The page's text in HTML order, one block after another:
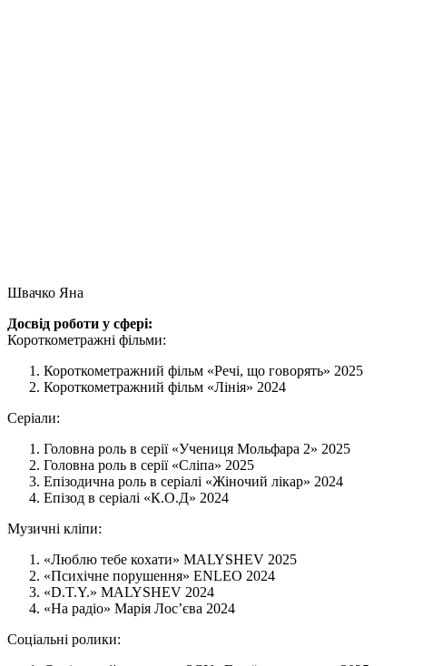
Швачко Яна
Досвід роботи у сфері:
Короткометражні фільми:
Короткометражний фільм «Речі, що говорять» 2025
Короткометражний фільм «Лінія» 2024
Серіали:
Головна роль в серії «Учениця Мольфара 2» 2025
Головна роль в серії «Сліпа» 2025
Епізодична роль в серіалі «Жіночий лікар» 2024
Епізод в серіалі «К.О.Д» 2024
Музичні кліпи:
«Люблю тебе кохати» MALYSHEV 2025
«Психічне порушення» ENLEO 2024
«D.T.Y.» MALYSHEV 2024
«На радіо» Марія Лосʼєва 2024
Соціальні ролики: